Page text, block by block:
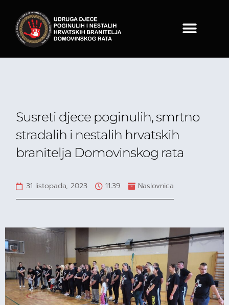
Susreti djece poginulih, smrtno
stradalih i nestalih hrvatskih
branitelja Domovinskog rata
31 listopada, 2023 11:39 Naslovnica